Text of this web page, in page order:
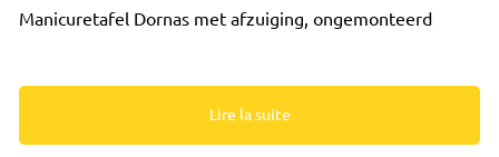
Manicuretafel Dornas met afzuiging, ongemonteerd
Lire la suite